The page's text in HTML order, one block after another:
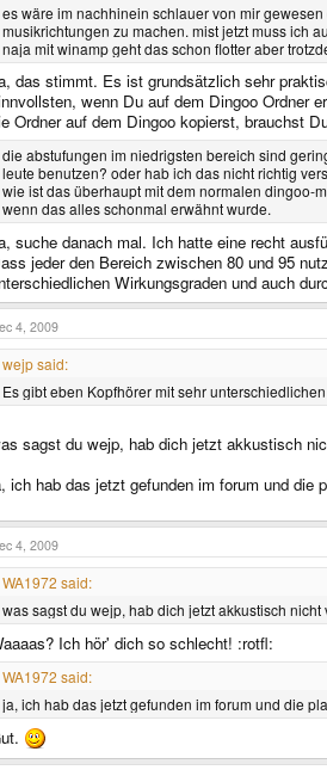
es wäre im nachhinein schlauer von mir
musikrichtungen zu machen. mist jetzt muss ich
naja mit winamp geht das schon flotter aber
das stimmt. Es ist grundsätzlich sehr
wenn Du auf dem Dingoo Ordner
Ordner auf dem Dingoo kopierst, brauchst
die abstufungen im niedrigsten bereich sind
leute benutzen? oder hab ich das nicht richtig
wie ist das überhaupt mit dem normalen dingoo-
wenn das alles schonmal erwähnt wurde.
suche danach mal. Ich hatte eine recht
jeder den Bereich zwischen 80 und 95
Wirkungsgraden und auch
4, 2009
wejp said:
Es gibt eben Kopfhörer mit sehr
sagst du wejp, hab dich jetzt akkustisch
ich hab das jetzt gefunden im forum und die
4, 2009
WA1972 said:
was sagst du wejp, hab dich jetzt akkustisch
Ich hör' dich so schlecht! :rotfl:
WA1972 said:
ja, ich hab das jetzt gefunden im forum und die